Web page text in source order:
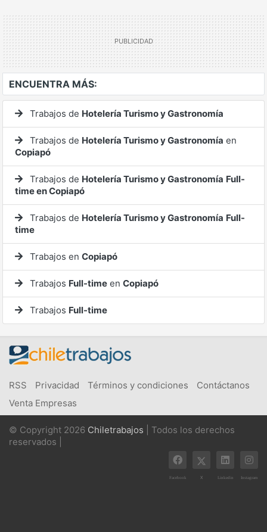
ENCUENTRA MÁS:
Trabajos de Hotelería Turismo y Gastronomía
Trabajos de Hotelería Turismo y Gastronomía en
Copiapó
Trabajos de Hotelería Turismo y Gastronomía Full-
time en Copiapó
Trabajos de Hotelería Turismo y Gastronomía Full-
time
Trabajos en Copiapó
Trabajos Full-time en Copiapó
Trabajos Full-time
RSS Privacidad Términos y condiciones
Contáctanos
Venta Empresas
© Copyright 2026 Chiletrabajos | Todos los derechos
reservados |
Facebook X Linkedin Instagram